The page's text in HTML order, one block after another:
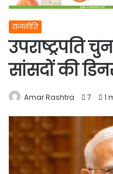
राजनीति
उपराष्ट्रपति
सांसदों की
Amar Rashtra 7 1